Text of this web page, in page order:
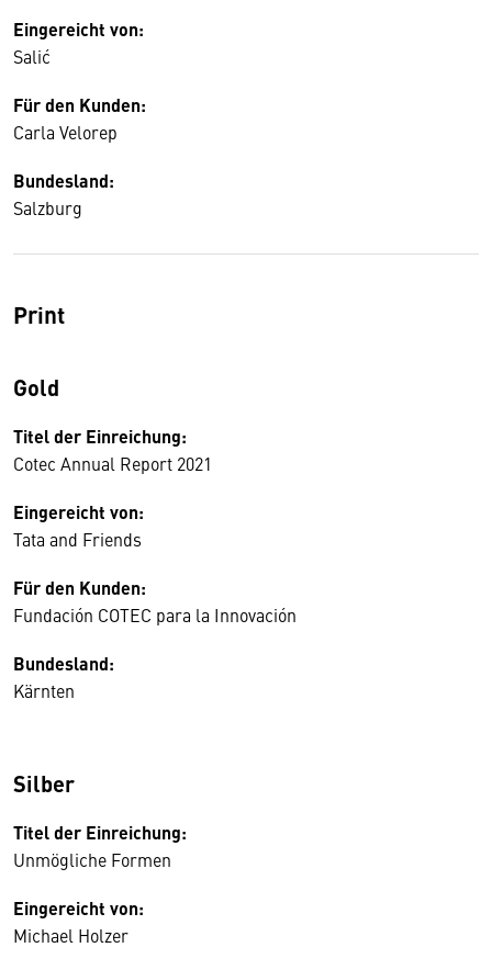
Eingereicht von:
Salić
Für den Kunden:
Carla Velorep
Bundesland:
Salzburg
Print
Gold
Titel der Einreichung:
Cotec Annual Report 2021
Eingereicht von:
Tata and Friends
Für den Kunden:
Fundación COTEC para la Innovación
Bundesland:
Kärnten
Silber
Titel der Einreichung:
Unmögliche Formen
Eingereicht von:
Michael Holzer